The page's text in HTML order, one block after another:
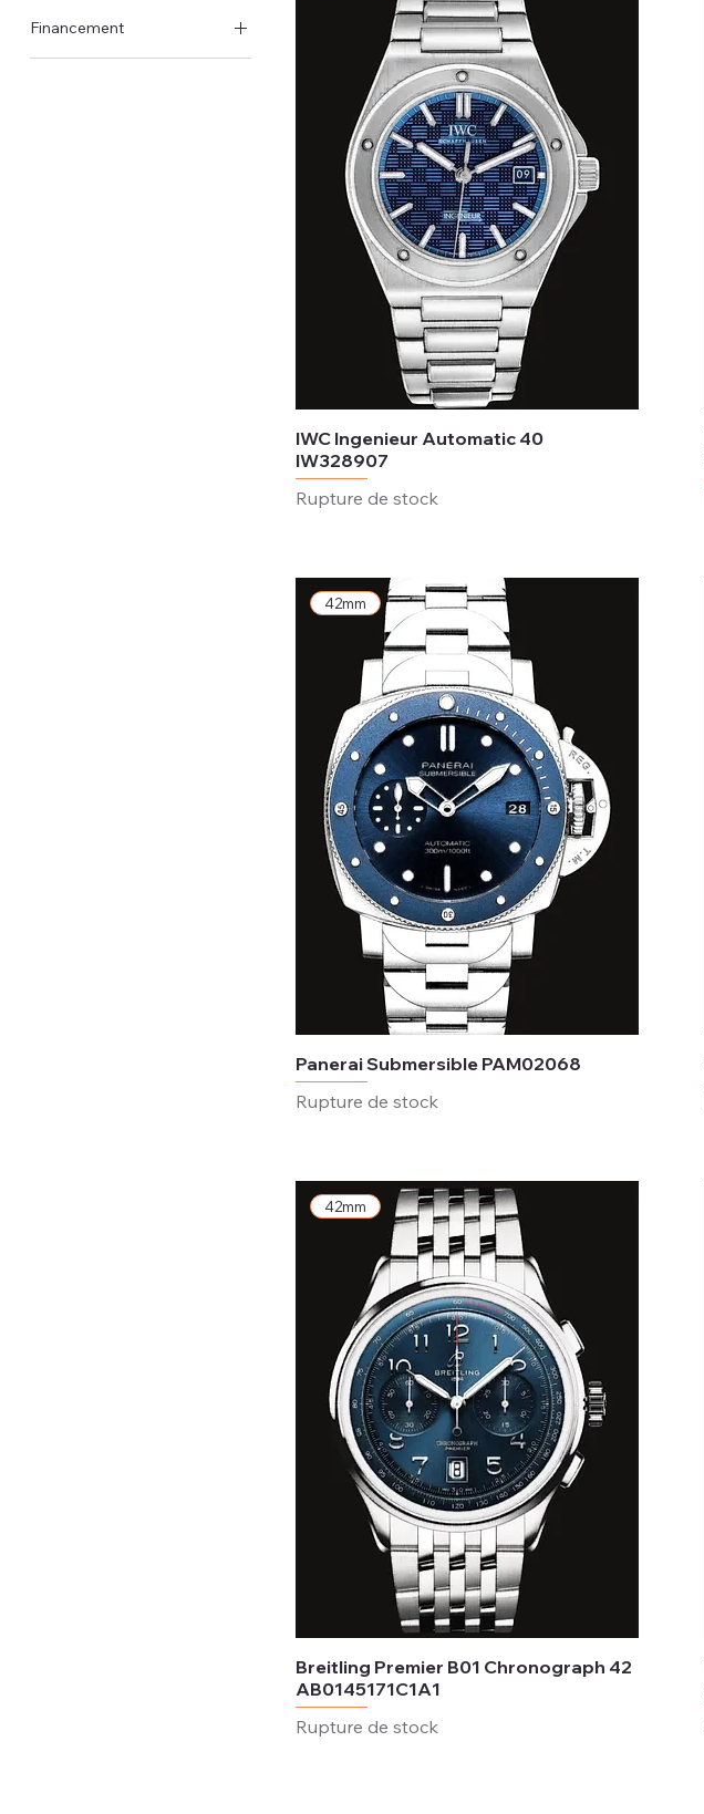
Financement
IWC Ingenieur Automatic 40
IW328907
Rupture de stock
42mm
Panerai Submersible PAM02068
Rupture de stock
42mm
Breitling Premier B01 Chronograph 42
AB0145171C1A1
Rupture de stock